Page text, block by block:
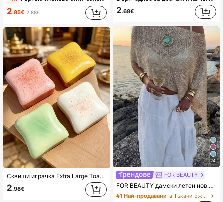
2.85€ 2.88€
Сквиши играчка Extra Large Toast, супер мека играчка за стискане за облекчаване на стреса с дизайн на масло и филийка, налична в розово, жълто, бяло и зелено, каваи, подобрява настроението, перфектна за подарък за рожден ден и празници, малък ежедневен изненада подарък
2.98€
2.68€
24
FOR BEAUTY
FOR BEAUTY дамски летен нов плетен топ, небрежен стил, едноцветен златист широк шал за покриване, бохемски стил, подходящ за плаж и ваканция, курортен облекло
#1 Най-продавани в Тъкани Ежедневни топове, подходящи за кожата